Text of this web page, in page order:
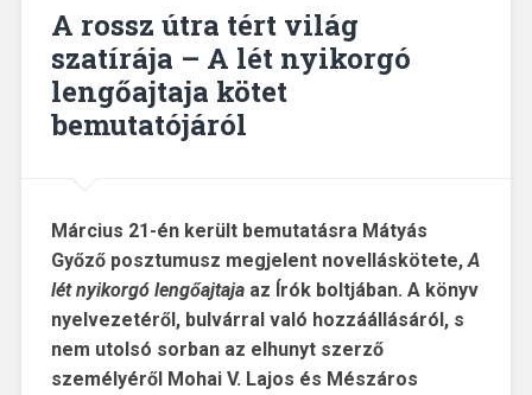
A rossz útra tért világ
szatírája – A lét nyikorgó
lengőajtaja kötet
bemutatójáról
Március 21-én került bemutatásra Mátyás
Győző posztumusz megjelent novelláskötete, A
lét nyikorgó lengőajtajaaz Írók boltjában. A könyv
nyelvezetéről, bulvárral való hozzáállásáról, s
nem utolsó sorban az elhunyt szerző
személyéről Mohai V. Lajos és Mészáros